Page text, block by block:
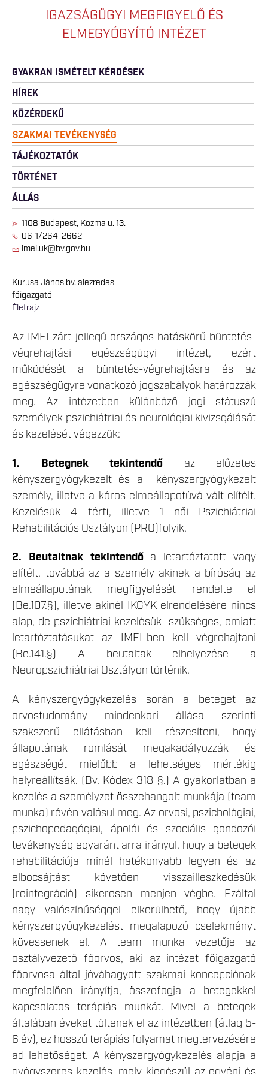
IGAZSÁGÜGYI MEGFIGYELŐ ÉS
ELMEGYÓGYÍTÓ INTÉZET
GYAKRAN ISMÉTELT KÉRDÉSEK
HÍREK
KÖZÉRDEKŰ
SZAKMAI TEVÉKENYSÉG
TÁJÉKOZTATÓK
TÖRTÉNET
ÁLLÁS
1108 Budapest, Kozma u. 13.
06-1/264-2662
imei.uk@bv.gov.hu
Kurusa János bv. alezredes
főigazgató
Életrajz
Az IMEI zárt jellegű országos hatáskörű büntetés-
végrehajtási egészségügyi intézet, ezért
működését a büntetés-végrehajtásra és az
egészségügyre vonatkozó jogszabályok határozzák
meg. Az intézetben különböző jogi státuszú
személyek pszichiátriai és neurológiai kivizsgálását
és kezelését végezzük:
1. Betegnek tekintendő az előzetes
kényszergyógykezelt és a kényszergyógykezelt
személy, illetve a kóros elmeállapotúvá vált elítélt.
Kezelésük 4 férfi, illetve 1 női Pszichiátriai
Rehabilitációs Osztályon (PRO)folyik.
2. Beutaltnak tekintendőa letartóztatott vagy
elítélt, továbbá az a személy akinek a bíróság az
elmeállapotának megfigyelését rendelte el
(Be.107.§), illetve akinél IKGYK elrendelésére nincs
alap, de pszichiátriai kezelésük szükséges, emiatt
letartóztatásukat az IMEI-ben kell végrehajtani
(Be.141.§) A beutaltak elhelyezése a
Neuropszichiátriai Osztályon történik.
A kényszergyógykezelés során a beteget az
orvostudomány mindenkori állása szerinti
szakszerű ellátásban kell részesíteni, hogy
állapotának romlását megakadályozzák és
egészségét mielőbb a lehetséges mértékig
helyreállítsák. (Bv. Kódex 318 §.) A gyakorlatban a
kezelés a személyzet összehangolt munkája (team
munka) révén valósul meg. Az orvosi, pszichológiai,
pszichopedagógiai, ápolói és szociális gondozói
tevékenység egyaránt arra irányul, hogy a betegek
rehabilitációja minél hatékonyabb legyen és az
elbocsájtást követően visszailleszkedésük
(reintegráció) sikeresen menjen végbe. Ezáltal
nagy valószínűséggel elkerülhető, hogy újabb
kényszergyógykezelést megalapozó cselekményt
kövessenek el. A team munka vezetője az
osztályvezető főorvos, aki az intézet főigazgató
főorvosa által jóváhagyott szakmai koncepciónak
megfelelően irányítja, összefogja a betegekkel
kapcsolatos terápiás munkát. Mivel a betegek
általában éveket töltenek el az intézetben (átlag 5-
6 év), ez hosszú terápiás folyamat megtervezésére
ad lehetőséget. A kényszergyógykezelés alapja a